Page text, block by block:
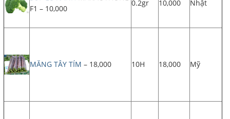
F1 – 10,000
0.2gr 10,000 Nhật
MĂNG TÂY TÍM – 18,000 10H 18,000 Mỹ